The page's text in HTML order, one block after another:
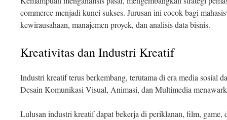
commerce menjadi kunci sukses. Jurusan ini cocok bagi
kewirausahaan, manajemen proyek, dan analisis data bisnis.
Kreativitas dan Industri Kreatif
Industri kreatif terus berkembang, terutama di era media sosial
Desain Komunikasi Visual, Animasi, dan Multimedia
Lulusan industri kreatif dapat bekerja di periklanan, film, game,